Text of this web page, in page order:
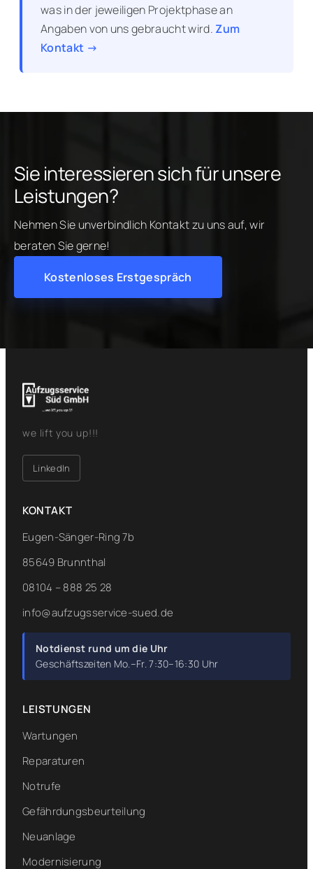
was in der jeweiligen Projektphase an
Angaben von uns gebraucht wird. Zum
Kontakt →
Sie interessieren sich für unsere
Leistungen?
Nehmen Sie unverbindlich Kontakt zu uns auf, wir
beraten Sie gerne!
Kostenloses Erstgespräch
we lift you up!!!
LinkedIn
KONTAKT
Eugen-Sänger-Ring 7b
85649 Brunnthal
08104 – 888 25 28
info@aufzugsservice-sued.de
Notdienst rund um die Uhr
Geschäftszeiten Mo.–Fr. 7:30–16:30 Uhr
LEISTUNGEN
Wartungen
Reparaturen
Notrufe
Gefährdungsbeurteilung
Neuanlage
Modernisierung